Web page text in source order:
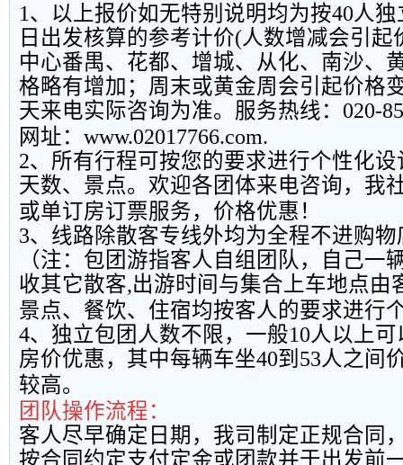
1、以上报价如无特别说明均为按40人
日出发核算的参考计价(人数增减会引起
中心番禺、花都、增城、从化、南沙、
格略有增加；周末或黄金周会引起价格
天来电实际咨询为准。服务热线： 020-
网址： www.02017766.com.
2、所有行程可按您的要求进行个性化
天数、景点。欢迎各团体来电咨询，我
或单订房订票服务，价格优惠！
3、线路除散客专线外均为全程不进购
（注：包团游指客人自组团队，自己一
收其它散客,出游时间与集合上车地点由
景点、餐饮、住宿均按客人的要求进行
4、独立包团人数不限，一般10人以上
房价优惠，其中每辆车坐40到 53人之间
较高。
团队操作流程：
客人尽早确定日期，我司制定正规合同
按合同约定支付定金或团款并于出发前